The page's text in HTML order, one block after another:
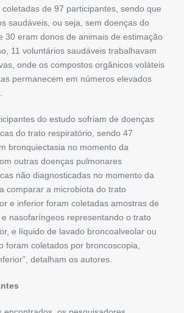
de 97 participantes, sendo que
saudáveis, ou seja, sem doenças do
30 ​​eram donos de animais de estimação
11 voluntários saudáveis ​​trabalhavam
onde os compostos orgânicos voláteis
permanecem em números elevados
do estudo sofriam de doenças
do trato respiratório, sendo 47
bronquiectasia no momento da
outras doenças pulmonares
não diagnosticadas no momento da
comparar a microbiota do trato
e inferior foram coletadas amostras de
nasofaríngeos representando o trato
e líquido de lavado broncoalveolar ou
foram coletados por broncoscopia,
detalham os autores.